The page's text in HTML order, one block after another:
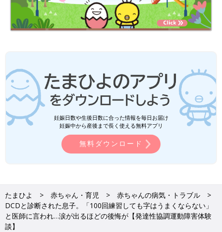
妊娠日数や生後日数に合った情報を毎日お届け
妊娠中から産後まで長く使える無料アプリ
無料ダウンロード
たまひよ 赤ちゃん・育児
赤ちゃんの病気・トラブル
DCDと診断された息子。「100回練習しても字はうまくならない」
と医師に言われ…涙が出るほどの後悔が【発達性協調運動障害体験
談】